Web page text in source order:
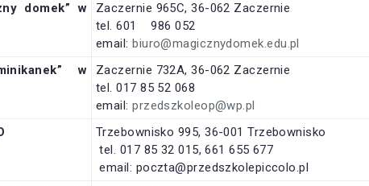
domek”w
Zaczernie 965C, 36-062 Zaczernie
tel. 601 986 052
email: biuro@magicznydomek.edu.pl
w
Zaczernie 732A, 36-062 Zaczernie
tel. 017 85 52 068
email:przedszkoleop@wp.pl
Trzebownisko 995, 36-001 Trzebownisko
tel. 017 85 32 015, 661 655 677
email: poczta@przedszkolepiccolo.pl